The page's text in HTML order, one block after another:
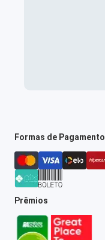
Formas de Pagamento
Prêmios